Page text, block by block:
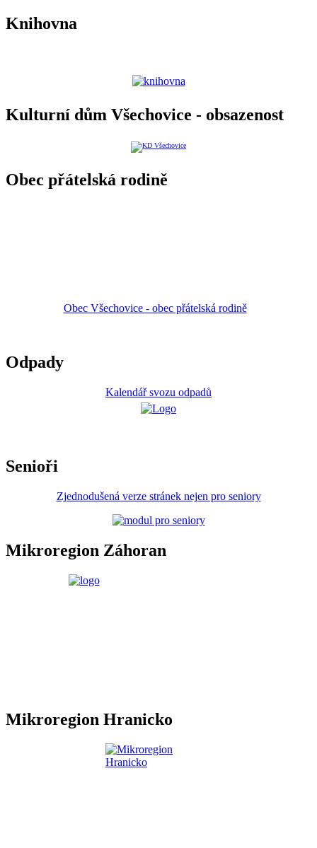
Knihovna
Kulturní dům Všechovice - obsazenost
Obec přátelská rodině
Obec Všechovice - obec přátelská rodině
Odpady
Kalendář svozu odpadů
Senioři
Zjednodušená verze stránek nejen pro seniory
Mikroregion Záhoran
Mikroregion Hranicko